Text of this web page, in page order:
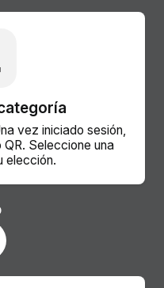
vez iniciado sesión,
Seleccione una
elección.